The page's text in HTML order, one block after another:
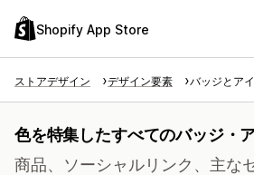
Shopify App Store
ストアデザイン デザイン要素 バッジとア
色を特集したすべてのバッジ・
商品、ソーシャルリンク、主な